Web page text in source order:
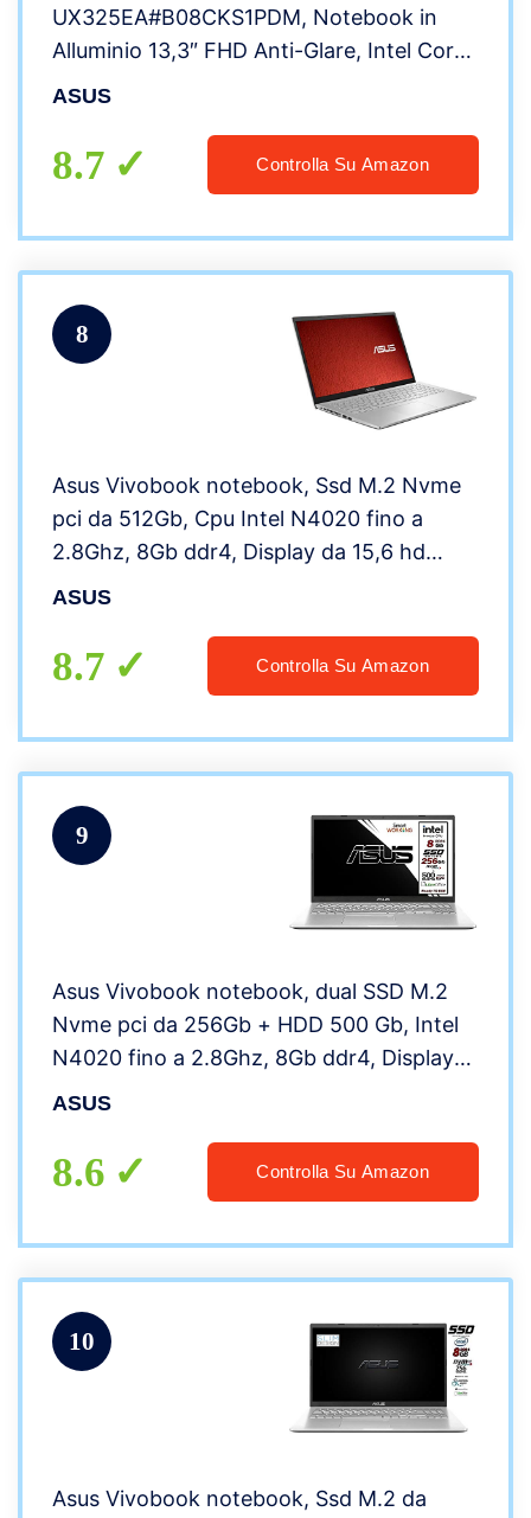
UX325EA#B08CKS1PDM, Notebook in
Alluminio 13,3″ FHD Anti-Glare, Intel Core
11ma Generazione i3-1115G4, RAM 8GB,
Windows 10 Home, Grigio Scuro
ASUS
8.7 Controlla Su Amazon
8
Asus Vivobook notebook, Ssd M.2 Nvme
pci da 512Gb, Cpu Intel N4020 fino a
2.8Ghz, 8Gb ddr4, Display da 15,6 hd
antiriflesso, wi-fi, 4 Usb, Bt, hdmi,
Italia
ASUS
8.7 Controlla Su Amazon
9
Asus Vivobook notebook, dual SSD M.2
Nvme pci da 256Gb + HDD 500 Gb, Intel
N4020 fino a 2.8Ghz, 8Gb ddr4, Display
da 15,6 hd antiriflesso, wi-fi, 4 Usb, Bt,
ASUS
8.6 Controlla Su Amazon
10
Asus Vivobook notebook, Ssd M.2 da